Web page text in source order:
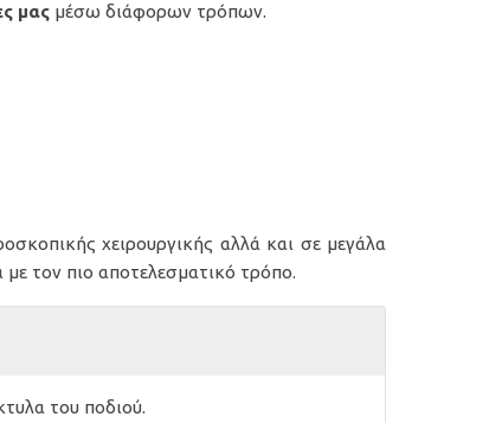
μας μέσω διάφορων τρόπων.
χειρουργικής αλλά και σε μεγάλα
με τον πιο αποτελεσματικό τρόπο.
του ποδιού.